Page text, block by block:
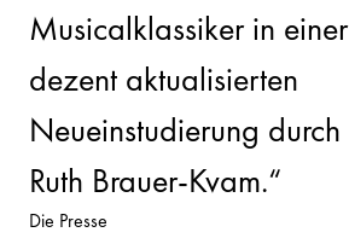
Musicalklassiker in einer
dezent aktualisierten
Neueinstudierung durch
Ruth Brauer-Kvam.“
Die Presse